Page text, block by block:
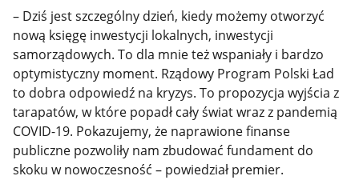
– Dziś jest szczególny dzień, kiedy możemy otworzyć
nową księgę inwestycji lokalnych, inwestycji
samorządowych. To dla mnie też wspaniały i bardzo
optymistyczny moment. Rządowy Program Polski Ład
to dobra odpowiedź na kryzys. To propozycja wyjścia z
tarapatów, w które popadł cały świat wraz z pandemią
COVID-19. Pokazujemy, że naprawione finanse
publiczne pozwoliły nam zbudować fundament do
skoku w nowoczesność – powiedział premier.